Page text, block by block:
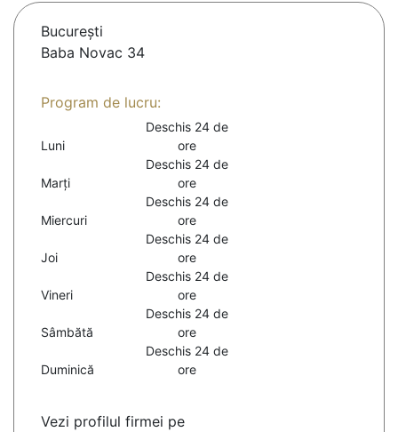
Bucureşti
Baba Novac 34
Program de lucru:
Luni
Deschis 24 de
ore
Marți
Deschis 24 de
ore
Miercuri
Deschis 24 de
ore
Joi
Deschis 24 de
ore
Vineri
Deschis 24 de
ore
Sâmbătă
Deschis 24 de
ore
Duminică
Deschis 24 de
ore
Vezi profilul firmei pe